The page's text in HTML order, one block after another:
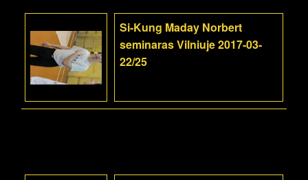
Si-Kung Maday Norbert
seminaras Vilniuje 2017-03-
22/25